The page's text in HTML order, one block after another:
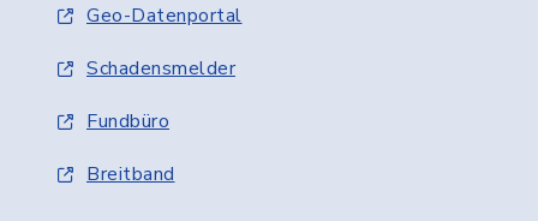
Geo-Datenportal
Schadensmelder
Fundbüro
Breitband